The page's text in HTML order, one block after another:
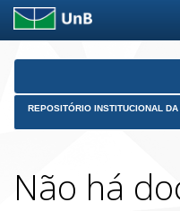
Skip
REPOSITÓRIO INSTITUCIONAL DA
Não há